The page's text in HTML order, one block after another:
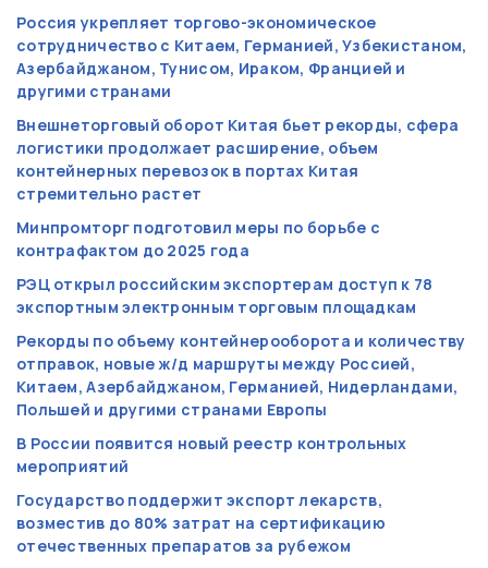
Россия укрепляет торгово-экономическое
сотрудничество с Китаем, Германией, Узбекистаном,
Азербайджаном, Тунисом, Ираком, Францией и
другими странами
Внешнеторговый оборот Китая бьет рекорды, сфера
логистики продолжает расширение, объем
контейнерных перевозок в портах Китая
стремительно растет
Минпромторг подготовил меры по борьбе с
контрафактом до 2025 года
РЭЦ открыл российским экспортерам доступ к 78
экспортным электронным торговым площадкам
Рекорды по объему контейнерооборота и количеству
отправок, новые ж/д маршруты между Россией,
Китаем, Азербайджаном, Германией, Нидерландами,
Польшей и другими странами Европы
В России появится новый реестр контрольных
мероприятий
Государство поддержит экспорт лекарств,
возместив до 80% затрат на сертификацию
отечественных препаратов за рубежом